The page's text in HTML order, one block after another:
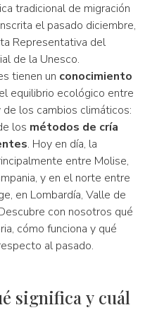
tradicional de migración
el pasado diciembre,
Representativa del
de la Unesco.
tienen un conocimiento
equilibrio ecológico entre
los cambios climáticos:
los métodos de cría
. Hoy en día, la
entre Molise,
y en el norte entre
en Lombardía, Valle de
con nosotros qué
cómo funciona y qué
al pasado.
significa y cuál